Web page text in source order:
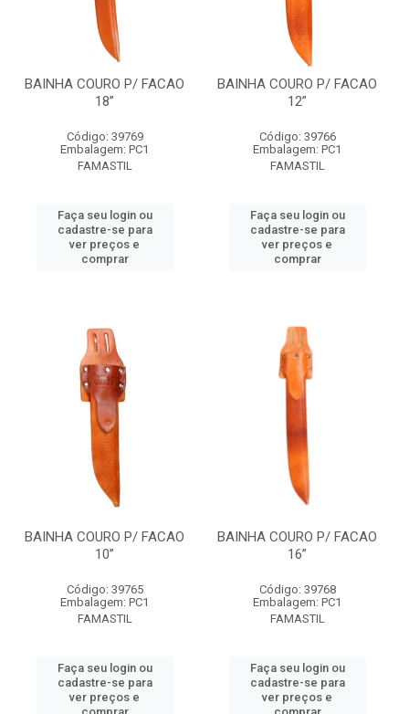
BAINHA COURO P/ FACAO
18”
Código: 39769
Embalagem: PC1
FAMASTIL
Faça seu login ou
cadastre-se para
ver preços e
comprar
BAINHA COURO P/ FACAO
12”
Código: 39766
Embalagem: PC1
FAMASTIL
Faça seu login ou
cadastre-se para
ver preços e
comprar
BAINHA COURO P/ FACAO
10”
Código: 39765
Embalagem: PC1
FAMASTIL
Faça seu login ou
cadastre-se para
ver preços e
BAINHA COURO P/ FACAO
16”
Código: 39768
Embalagem: PC1
FAMASTIL
Faça seu login ou
cadastre-se para
ver preços e